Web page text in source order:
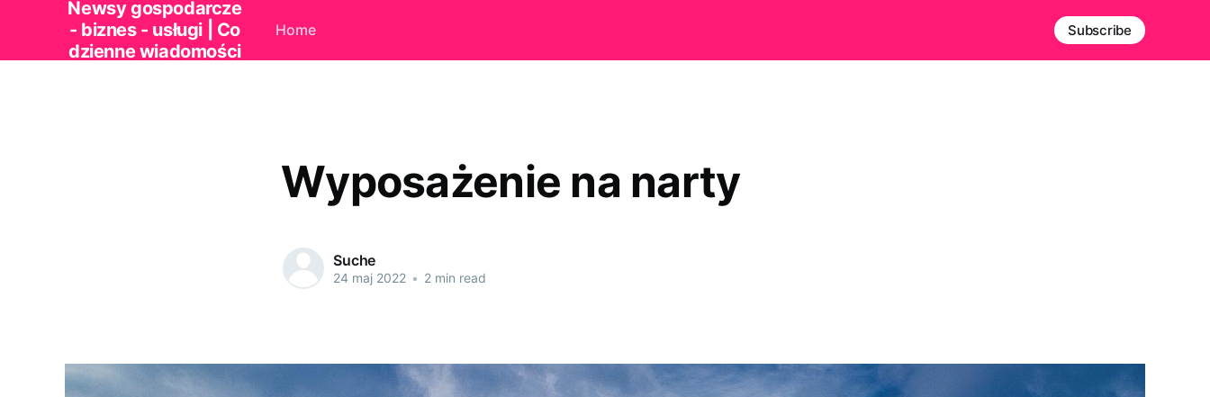
Newsy gospodarcze
- biznes - usługi | Co
dzienne wiadomości
Home Subscribe
Wyposażenie na narty
Suche
24 maj 2022 • 2 min read